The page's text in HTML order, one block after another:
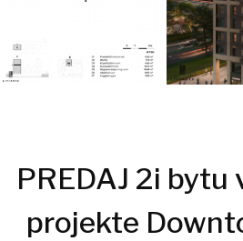
PREDAJ 2i bytu
projekte